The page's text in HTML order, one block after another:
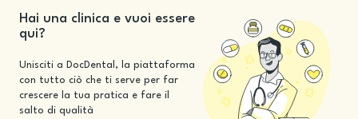
Hai una clinica e vuoi essere
qui?
Unisciti a DocDental, la piattaforma
con tutto ciò che ti serve per far
crescere la tua pratica e fare il
salto di qualità